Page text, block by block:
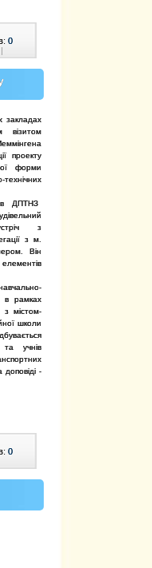
0
|
закладах
візитом
проекту
форми
з
з м.
Він
в рамках
з містом-
школи
та учнів
-
0